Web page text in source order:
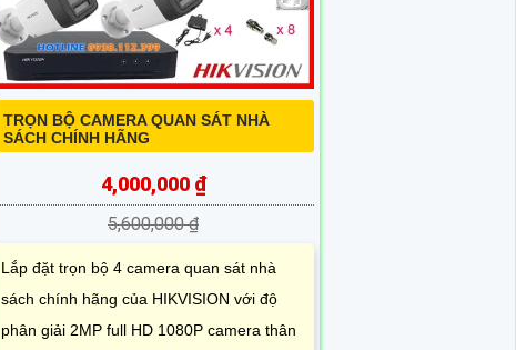
TRỌN BỘ CAMERA QUAN SÁT NHÀ
SÁCH CHÍNH HÃNG
4,000,000 ₫
5,600,000 ₫
Lắp đặt trọn bộ 4 camera quan sát nhà
sách chính hãng của HIKVISION với độ
phân giải 2MP full HD 1080P camera thân